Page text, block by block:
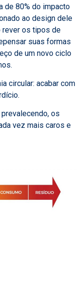
de 80% do impacto
ao design dele
rever os tipos de
suas formas
de um novo ciclo
circular: acabar com
os
vez mais caros e